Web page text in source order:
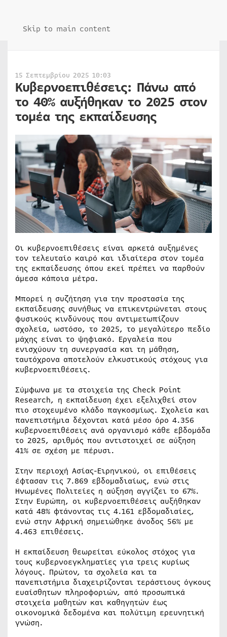
Skip to main content
15 Σεπτεμβρίου 2025 10:03
Κυβερνοεπιθέσεις: Πάνω από
το 40% αυξήθηκαν το 2025 στον
τομέα της εκπαίδευσης
Οι κυβερνοεπιθέσεις είναι αρκετά αυξημένες
τον τελευταίο καιρό και ιδιαίτερα στον τομέα
της εκπαίδευσης όπου εκεί πρέπει να παρθούν
άμεσα κάποια μέτρα.
Μπορεί η συζήτηση για την προστασία της
εκπαίδευσης συνήθως να επικεντρώνεται στους
φυσικούς κινδύνους που αντιμετωπίζουν
σχολεία, ωστόσο, το 2025, το μεγαλύτερο πεδίο
μάχης είναι το ψηφιακό. Εργαλεία που
ενισχύουν τη συνεργασία και τη μάθηση,
ταυτόχρονα αποτελούν ελκυστικούς στόχους για
κυβερνοεπιθέσεις.
Σύμφωνα με τα στοιχεία της Check Point
Research, η εκπαίδευση έχει εξελιχθεί στον
πιο στοχευμένο κλάδο παγκοσμίως. Σχολεία και
πανεπιστήμια δέχονται κατά μέσο όρο 4.356
κυβερνοεπιθέσεις ανά οργανισμό κάθε εβδομάδα
το 2025, αριθμός που αντιστοιχεί σε αύξηση
41% σε σχέση με πέρυσι.
Στην περιοχή Ασίας-Ειρηνικού, οι επιθέσεις
έφτασαν τις 7.869 εβδομαδιαίως, ενώ στις
Ηνωμένες Πολιτείες η αύξηση αγγίζει το 67%.
Στην Ευρώπη, οι κυβερνοεπιθέσεις αυξήθηκαν
κατά 48% φτάνοντας τις 4.161 εβδομαδιαίες,
ενώ στην Αφρική σημειώθηκε άνοδος 56% με
4.463 επιθέσεις.
Η εκπαίδευση θεωρείται εύκολος στόχος για
τους κυβερνοεγκληματίες για τρεις κυρίως
λόγους. Πρώτον, τα σχολεία και τα
πανεπιστήμια διαχειρίζονται τεράστιους όγκους
ευαίσθητων πληροφοριών, από προσωπικά
στοιχεία μαθητών και καθηγητών έως
οικονομικά δεδομένα και πολύτιμη ερευνητική
γνώση.